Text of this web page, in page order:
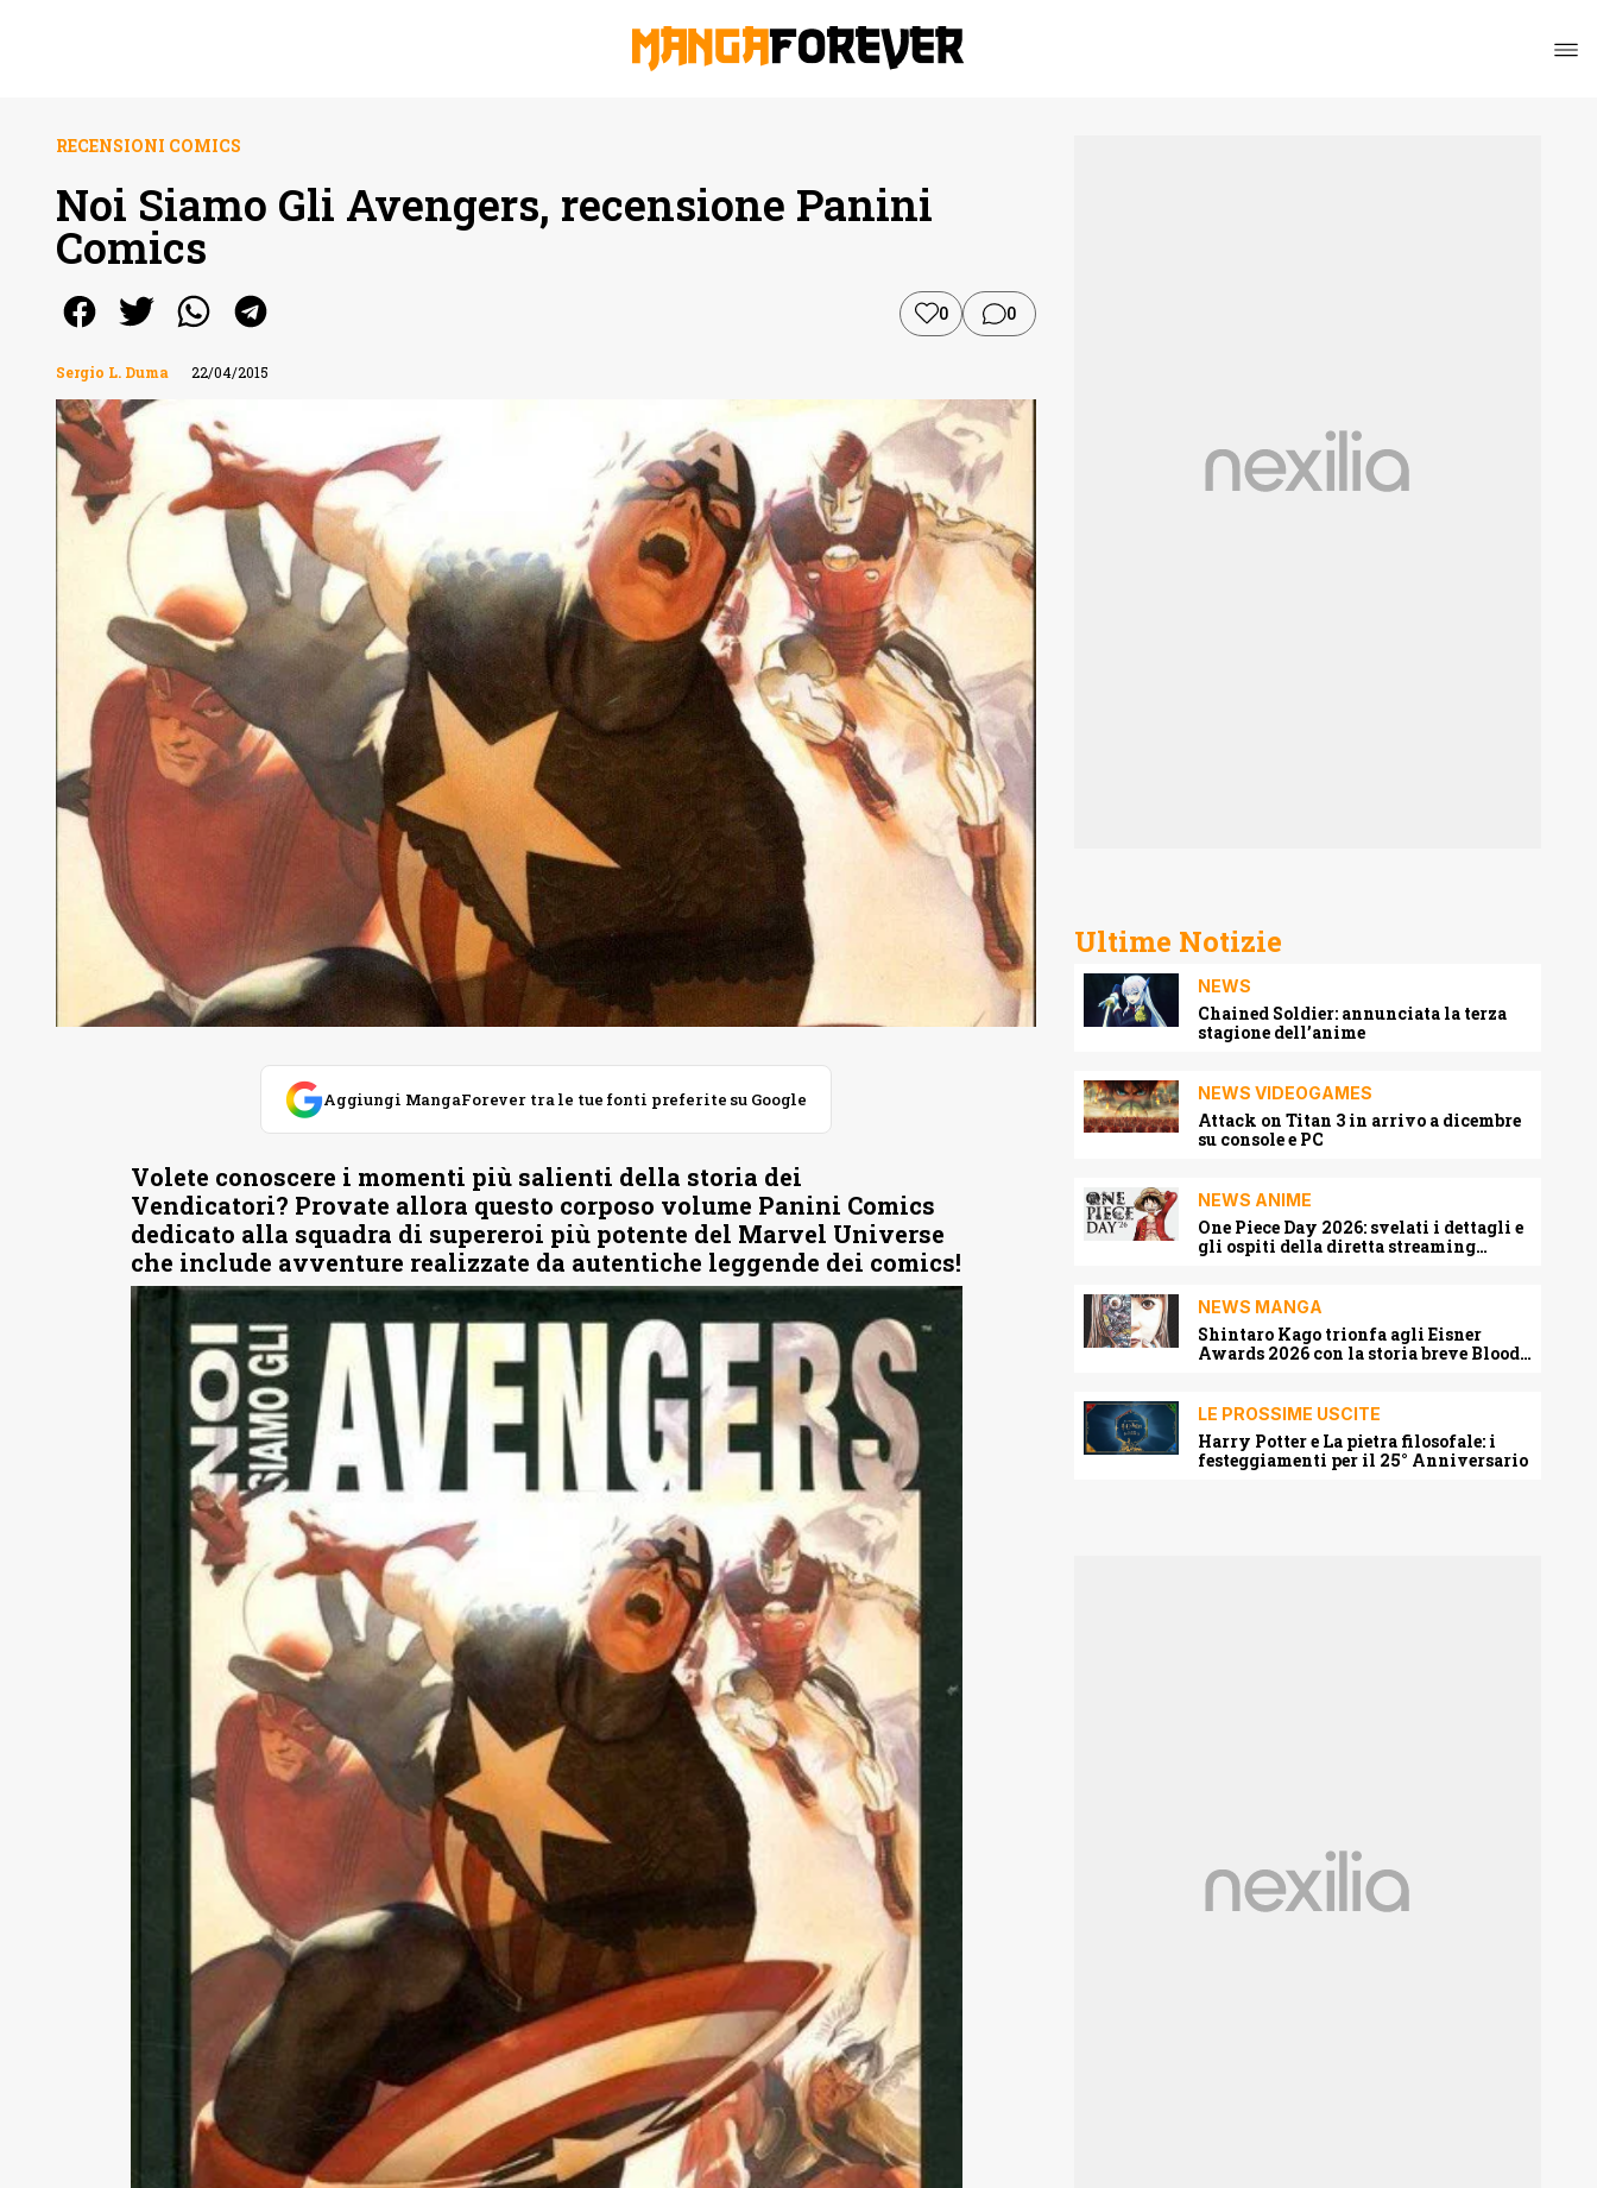
RECENSIONI COMICS
Noi Siamo Gli Avengers, recensione Panini
Comics
0 0
Sergio L. Duma 22/04/2015
Aggiungi MangaForever tra le tue fonti preferite su Google
Volete conoscere i momenti più salienti della storia dei
Vendicatori? Provate allora questo corposo volume Panini Comics
dedicato alla squadra di supereroi più potente del Marvel Universe
che include avventure realizzate da autentiche leggende dei comics!
Ultime Notizie
NEWS
Chained Soldier: annunciata la terza
stagione dell’anime
NEWS VIDEOGAMES
Attack on Titan 3 in arrivo a dicembre
su console e PC
NEWS ANIME
One Piece Day 2026: svelati i dettagli e
gli ospiti della diretta streaming
NEWS MANGA
Shintaro Kago trionfa agli Eisner
Awards 2026 con la storia breve Blood
LE PROSSIME USCITE
Harry Potter e La pietra filosofale: i
festeggiamenti per il 25° Anniversario